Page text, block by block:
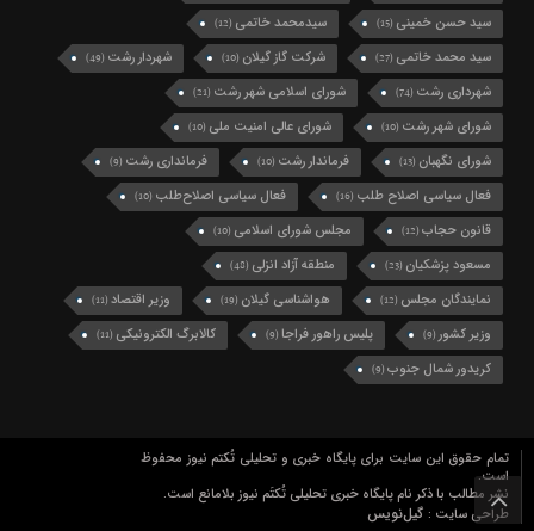
سید حسن خمینی (15) سیدمحمد خاتمی (12)
سید محمد خاتمی (27) شرکت گاز گیلان (10) شهردار رشت (49)
شهرداری رشت (74) شورای اسلامی شهر رشت (21)
شورای شهر رشت (10) شورای عالی امنیت ملی (10)
شورای نگهبان (13) فرماندار رشت (10) فرمانداری رشت (9)
فعال سیاسی اصلاح طلب (16) فعال سیاسی اصلاح‌طلب (10)
قانون حجاب(12) مجلس شورای اسلامی (10)
مسعود پزشکیان (23) منطقه آزاد انزلی (48)
نمایندگان مجلس (12) هواشناسی گیلان (19) وزیر اقتصاد(11)
وزیر کشور(9) پلیس راهور فراجا (9) کالابرگ الکترونیکی (11)
کریدور شمال جنوب(9)
تمام حقوق این سایت برای پایگاه خبری و تحلیلی تُکتم نیوز محفوظ
است.
نشر مطالب با ذکر نام پایگاه خبری تحلیلی تُکتَم نیوز بلامانع است.
طراحی سایت : گیل‌نویس